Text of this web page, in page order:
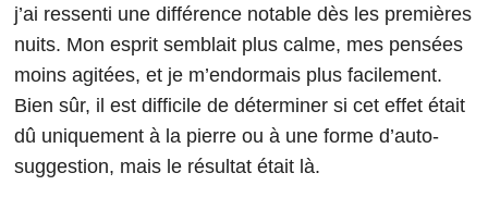
j’ai ressenti une différence notable dès les premières
nuits. Mon esprit semblait plus calme, mes pensées
moins agitées, et je m’endormais plus facilement.
Bien sûr, il est difficile de déterminer si cet effet était
dû uniquement à la pierre ou à une forme d’auto-
suggestion, mais le résultat était là.